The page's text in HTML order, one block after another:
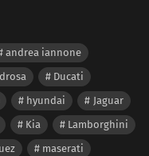
andrea iannone
Ducati
hyundai
Jaguar
Kia
Lamborghini
maserati